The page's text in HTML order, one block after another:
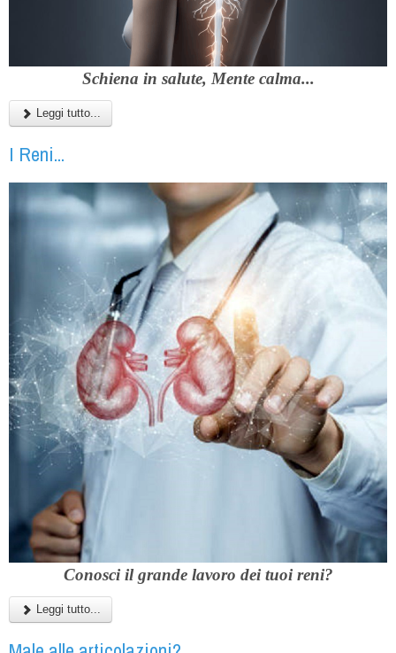
Schiena in salute, Mente calma...
Leggi tutto...
I Reni...
Conosci il grande lavoro dei tuoi reni?
Leggi tutto...